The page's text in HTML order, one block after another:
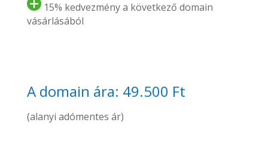
15% kedvezmény a következő domain
vásárlásából
A domain ára: 49.500 Ft
(alanyi adómentes ár)